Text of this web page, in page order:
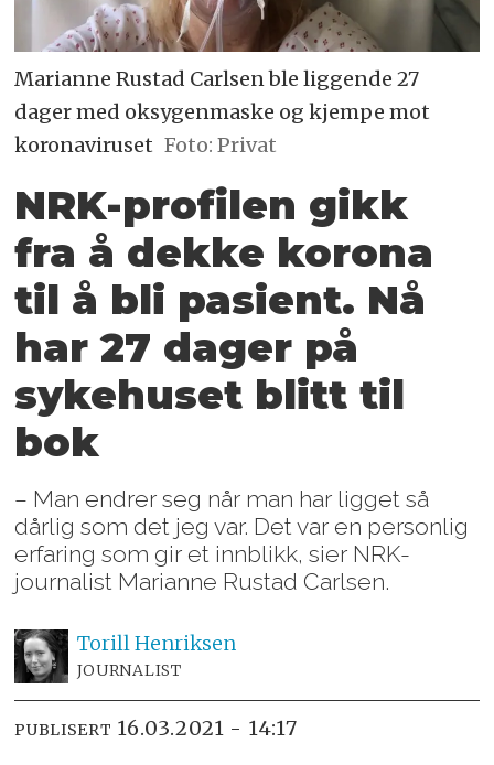
Marianne Rustad Carlsen ble liggende 27
dager med oksygenmaske og kjempe mot
koronaviruset Foto: Privat
NRK-profilen gikk
fra å dekke korona
til å bli pasient. Nå
har 27 dager på
sykehuset blitt til
bok
– Man endrer seg når man har ligget så
dårlig som det jeg var. Det var en personlig
erfaring som gir et innblikk, sier NRK-
journalist Marianne Rustad Carlsen.
TorillHenriksen
JOURNALIST
PUBLISERT 16.03.2021 - 14:17